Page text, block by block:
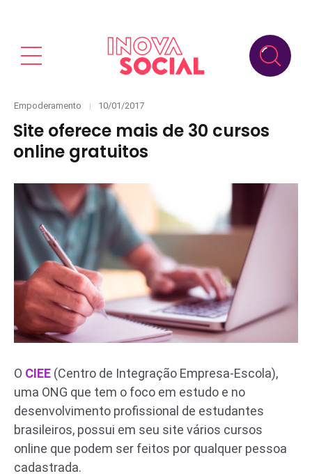
Categories
Empoderamento
Posted
10/01/2017
Site oferece mais de 30 cursos
online gratuitos
O CIEE (Centro de Integração Empresa-Escola),
uma ONG que tem o foco em estudo e no
desenvolvimento profissional de estudantes
brasileiros, possui em seu site vários cursos
online que podem ser feitos por qualquer pessoa
cadastrada.